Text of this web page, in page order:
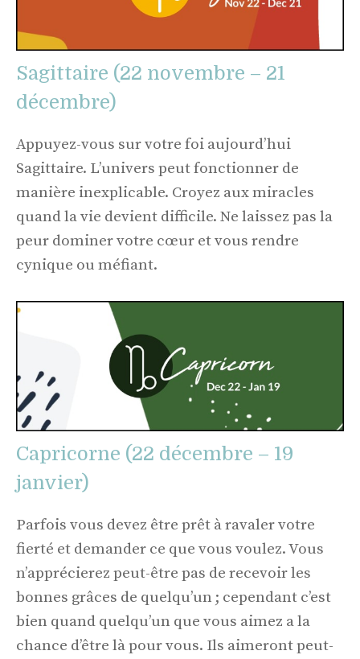
Sagittaire (22 novembre – 21
décembre)
Appuyez-vous sur votre foi aujourd’hui
Sagittaire. L’univers peut fonctionner de
manière inexplicable. Croyez aux miracles
quand la vie devient difficile. Ne laissez pas la
peur dominer votre cœur et vous rendre
cynique ou méfiant.
Capricorne (22 décembre – 19
janvier)
Parfois vous devez être prêt à ravaler votre
fierté et demander ce que vous voulez. Vous
n’apprécierez peut-être pas de recevoir les
bonnes grâces de quelqu’un ; cependant c’est
bien quand quelqu’un que vous aimez a la
chance d’être là pour vous. Ils aimeront peut-